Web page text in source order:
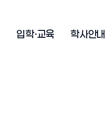
입학·교육 학사안내